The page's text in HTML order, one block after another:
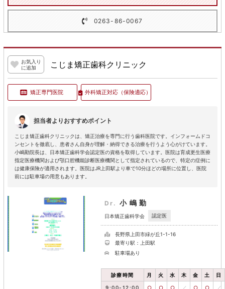
0263-86-0067
お気入り
に追加
こじま矯正歯科クリニック
矯正専門医院 外科矯正対応（保険適応）
担当者よりおすすめポイント
こじま矯正歯科クリニックは、矯正治療を専門に行う歯科医院です。インフォームドコ
ンセントを徹底し、患者さん自身が理解・納得できる治療を行うよう心がけています。
小嶋勤院長は、日本矯正歯科学会認定医の資格を取得しています。医院は育成更生医療
指定医療機関および顎口腔機能診断医療機関として指定されているので、特定の症例に
は健康保険が適用されます。医院はJR上田駅より車で10分ほどの場所に位置し、医院
前には駐車場の用意もあります。
Dr. 小嶋勤
日本矯正歯科学会 認定医
長野県上田市緑が丘1-1-16
最寄り駅：上田駅
駐車場あり
診療時間 月 火 水 木 金 土 日
9:00-12:00 ○ ○ ○ ／ ○ ○ ／